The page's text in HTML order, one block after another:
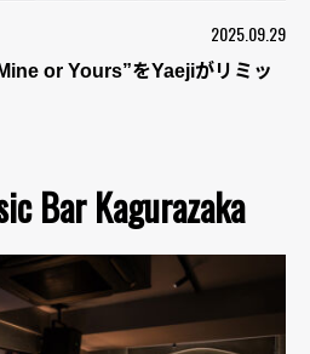
2025.09.29
or Yours”をYaejiがリミッ
Bar Kagurazaka